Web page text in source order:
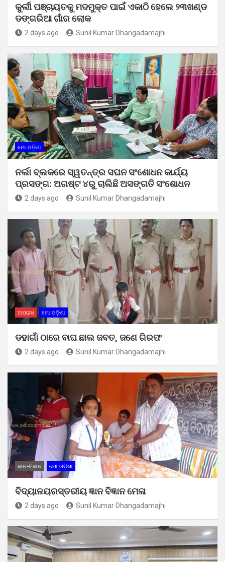
କୁର୍ଲୀ ପଞ୍ଚାୟତକୁ ମଦମୁକ୍ତ ପାଇଁ ଏକାଠି ହେଲେ ୨୩ଖଣ୍ଡ
ଡଙ୍ଗରିଆ ଗାଁର ଲୋକ
2 days ago Sunil Kumar Dhangadamajhi
ମୋ ଓଡ଼ିଶା
ନର୍ଲା ବ୍ଲକରେ ସ୍ୱତନ୍ତ୍ର ସଘନ ସଂଶୋଧନ କାର୍ଯ୍ୟ
ପ୍ରସଙ୍ଗ: ଅଗଷ୍ଟ ୪ରୁ ଚାଲିଛି ଅସଙ୍ଗତି ସଂଶୋଧନ
2 days ago Sunil Kumar Dhangadamajhi
ଅପରାଧ ମୋ ଓଡ଼ିଶା
ଡହାଗାଁ ଠାରେ ବାଘ ଛାଲ ଜବତ, ଜଣେ ଗିରଫ
2 days ago Sunil Kumar Dhangadamajhi
ଜ୍ଞାନ-ବିଜ୍ଞାନ ମୋ ଓଡ଼ିଶା
ବିଦ୍ୟାଳୟରସ୍ତରୀୟ ଜ୍ଞାନ ବିଜ୍ଞାନ ମେଳା
2 days ago Sunil Kumar Dhangadamajhi